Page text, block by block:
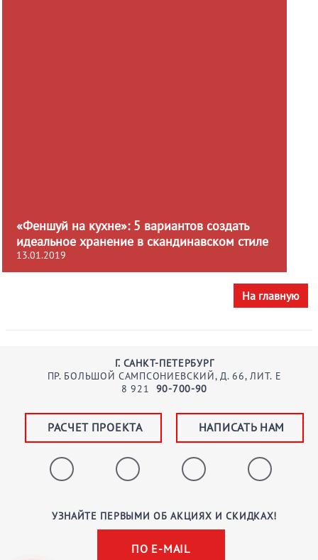
«Феншуй на кухне»: 5 вариантов создать
идеальное хранение в скандинавском стиле
13.01.2019
На главную
Г. САНКТ-ПЕТЕРБУРГ
ПР. БОЛЬШОЙ САМПСОНИЕВСКИЙ, Д. 66, ЛИТ. Е
8921 90-700-90
РАСЧЕТ ПРОЕКТА НАПИСАТЬ НАМ
УЗНАЙТЕ ПЕРВЫМИ ОБ АКЦИЯХ И СКИДКАХ!
ПО E-MAIL